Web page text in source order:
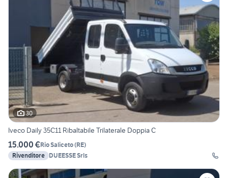
30
Iveco Daily 35C11 Ribaltabile Trilaterale Doppia C
15.000 €Rio Saliceto(RE)
Rivenditore DUEESSE Srls